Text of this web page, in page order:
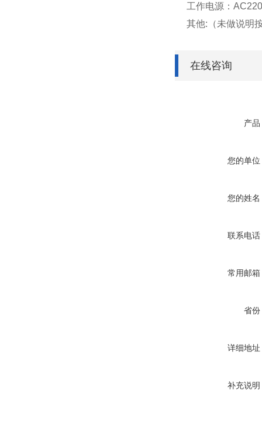
工作电源：
其他:（未做说明
在线咨询
产品
您的单位
您的姓名
联系电话
常用邮箱
省份
详细地址
补充说明